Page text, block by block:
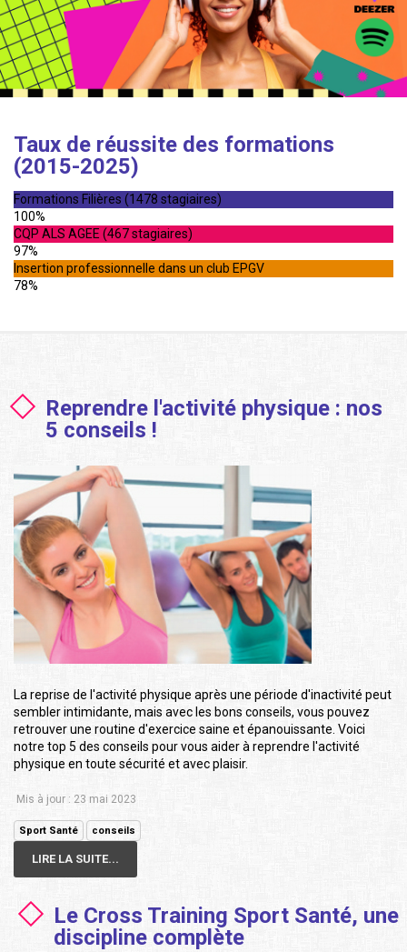
Taux de réussite des formations
(2015-2025)
Formations Filières (1478 stagiaires)
100%
CQP ALS AGEE (467 stagiaires)
97%
Insertion professionnelle dans un club EPGV
78%
Reprendre l'activité physique : nos
5 conseils !
La reprise de l'activité physique après une période d'inactivité peut
sembler intimidante, mais avec les bons conseils, vous pouvez
retrouver une routine d'exercice saine et épanouissante. Voici
notre top 5 des conseils pour vous aider à reprendre l'activité
physique en toute sécurité et avec plaisir.
Mis à jour : 23 mai 2023
Sport Santé conseils
LIRE LA SUITE...
Le Cross Training Sport Santé, une
discipline complète